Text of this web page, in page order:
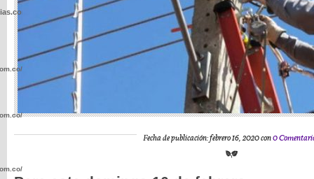
Fecha de publicación: febrero 16, 2020 con0
wp-
wp-
wp-
wp-